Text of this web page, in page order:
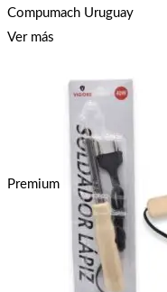
Compumach Uruguay
Ver más
Premium